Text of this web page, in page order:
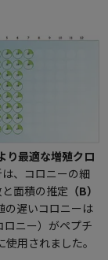
最適な増殖クロ
、コロニーの細
面積の推定 （B）
の遅いコロニーは
ニー）がペプチ
用されました。